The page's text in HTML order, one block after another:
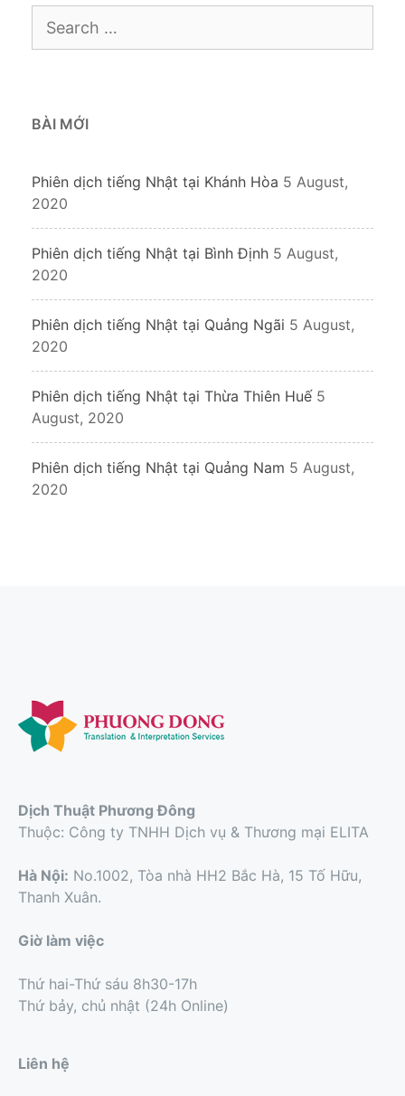
for:
BÀI MỚI
Phiên dịch tiếng Nhật tại Khánh Hòa 5 August,
2020
Phiên dịch tiếng Nhật tại Bình Định 5 August,
2020
Phiên dịch tiếng Nhật tại Quảng Ngãi 5 August,
2020
Phiên dịch tiếng Nhật tại Thừa Thiên Huế 5
August, 2020
Phiên dịch tiếng Nhật tại Quảng Nam 5 August,
2020
Dịch Thuật Phương Đông
Thuộc: Công ty TNHH Dịch vụ & Thương mại ELITA
Hà Nội: No.1002, Tòa nhà HH2 Bắc Hà, 15 Tố Hữu,
Thanh Xuân.
Giờ làm việc
Thứ hai-Thứ sáu 8h30-17h
Thứ bảy, chủ nhật (24h Online)
Liên hệ